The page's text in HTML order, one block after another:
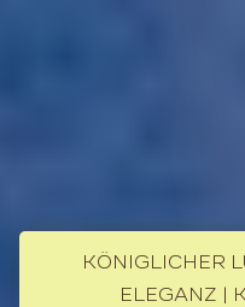
KÖNIGLICHER
ELEGANZ |